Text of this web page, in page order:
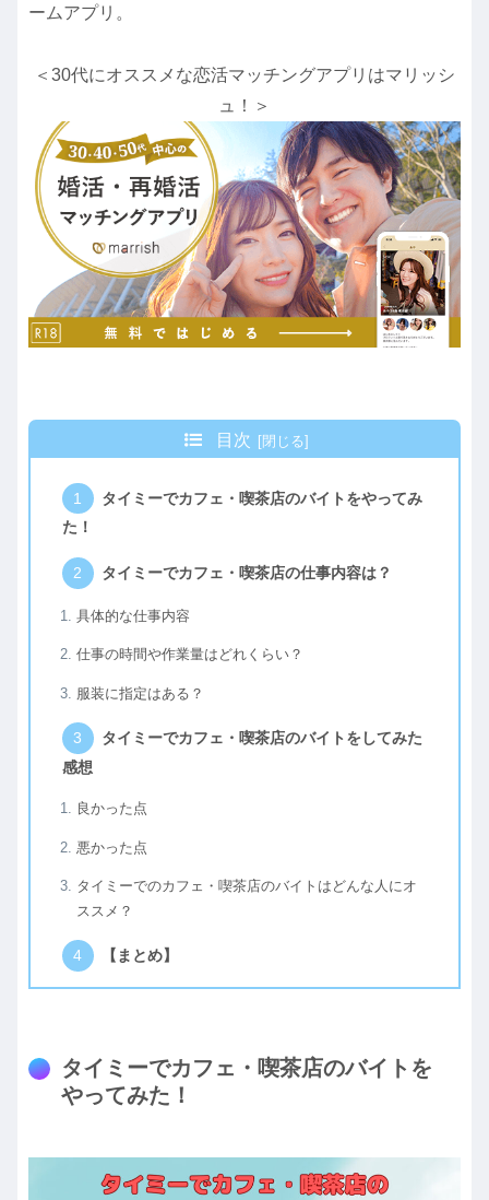
ームアプリ。
＜30代にオススメな恋活マッチングアプリはマリッシ
ュ！＞
目次
タイミーでカフェ・喫茶店のバイトをやってみ
た！
タイミーでカフェ・喫茶店の仕事内容は？
具体的な仕事内容
仕事の時間や作業量はどれくらい？
服装に指定はある？
タイミーでカフェ・喫茶店のバイトをしてみた
感想
良かった点
悪かった点
タイミーでのカフェ・喫茶店のバイトはどんな人にオ
ススメ？
【まとめ】
タイミーでカフェ・喫茶店のバイトを
やってみた！